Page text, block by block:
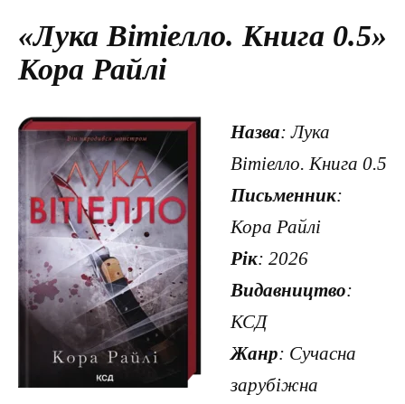
«Лука Вітіелло. Книга 0.5»
Кора Райлі
Назва: Лука
Вітіелло. Книга 0.5
Письменник:
Кора Райлі
Рік: 2026
Видавництво:
КСД
Жанр: Сучасна
зарубіжна